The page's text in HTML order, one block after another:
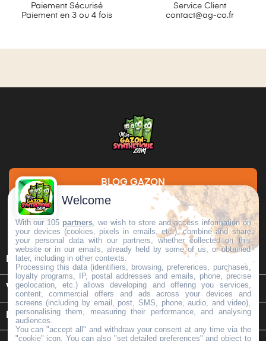
Paiement Sécurisé
Paiement en 3 ou 4 fois
Service Client
contact@ag-co.fr
BLOG GAZON
DEMANDE DE DEVIS
INFORMATIONS 
VOTRE COMPTE 
INFORMATIONS SUR LE MAGASIN keyboard_arrow_down
Welcome
With our 105 partners , we wish to store and access information on
your devices (cookies, pixels in emails, etc.), combine and share
your personal data with our partners, whether collected on this
website or in our emails, already held by some of us, or obtained
later, including in other contexts.
Processing this data (identifiers, browsing, preferences, purchases,
loyalty programs, IP, postal addresses and emails, phone, precise
geolocation, etc.) allows developing and offering you services,
content, commercial offers and ads across your devices and
screens (including by email, post, SMS, phone, audio, and video),
personalising them, measuring their performance, and analysing
audiences.
You can "accept all" and withdraw your consent at any time via the
"cookie" icon . You can also "set detailed preferences" and object to